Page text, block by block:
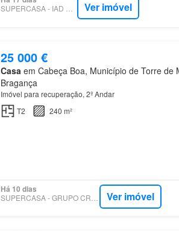
Ver imóvel
25 000 €
Casa em Cabeça Boa, Município de Torre de
Bragança
Imóvel para recuperação, 2º Andar
T2
240 m²
Há 10 dias
Ver imóvel